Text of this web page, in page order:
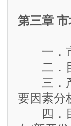
第三章
一．市
二．目
三．产
要因素分
四．目